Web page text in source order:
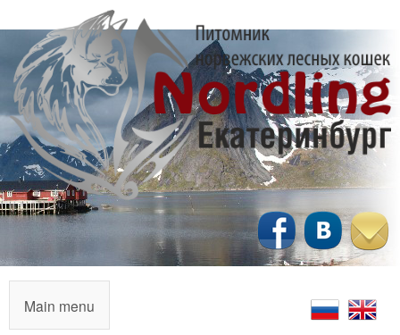
Перейти
к
основному
содержанию
N
o
MMain menu